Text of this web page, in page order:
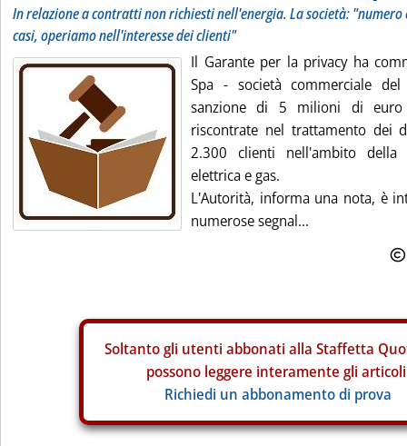
In relazione a contratti non richiesti nell'energia. La società: "numero
casi, operiamo nell'interesse dei clienti"
Il Garante per la privacy ha
Spa - società commerciale
sanzione di 5 milioni di euro
riscontrate nel trattamento dei
2.300 clienti nell'ambito
elettrica e gas.
L'Autorità, informa una nota, è
numerose segnal...
Soltanto gli utenti abbonati alla Staffetta
possono leggere interamente gli
Richiedi un abbonamento di prova